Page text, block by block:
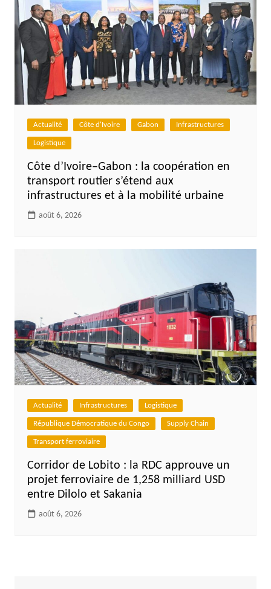
Actualité Côte d'Ivoire Gabon Infrastructures
Logistique
Côte d’Ivoire–Gabon : la coopération en
transport routier s’étend aux
infrastructures et à la mobilité urbaine
août 6, 2026
Actualité Infrastructures Logistique
République Démocratique du Congo Supply Chain
Transport ferroviaire
Corridor de Lobito : la RDC approuve un
projet ferroviaire de 1,258 milliard USD
entre Dilolo et Sakania
août 6, 2026